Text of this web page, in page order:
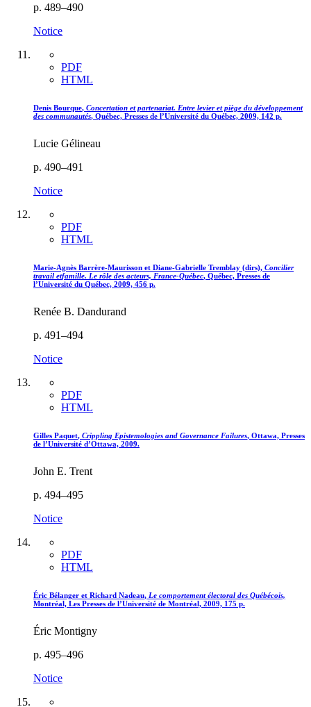
p. 489–490
Notice
PDF
HTML
Denis Bourque, Concertation et partenariat. Entre levier et piège du développement
des communautés, Québec, Presses de l’Université du Québec, 2009, 142 p.
Lucie Gélineau
p. 490–491
Notice
PDF
HTML
Marie-Agnès Barrère-Maurisson et Diane-Gabrielle Tremblay (dirs), Concilier
travail etfamille. Le rôle des acteurs, France-Québec, Québec, Presses de
l’Université du Québec, 2009, 456 p.
Renée B. Dandurand
p. 491–494
Notice
PDF
HTML
Gilles Paquet, Crippling Epistemologies and Governance Failures, Ottawa, Presses
de l’Université d’Ottawa, 2009.
John E. Trent
p. 494–495
Notice
PDF
HTML
Éric Bélanger et Richard Nadeau, Le comportement électoral des Québécois,
Montréal, Les Presses de l’Université de Montréal, 2009, 175 p.
Éric Montigny
p. 495–496
Notice